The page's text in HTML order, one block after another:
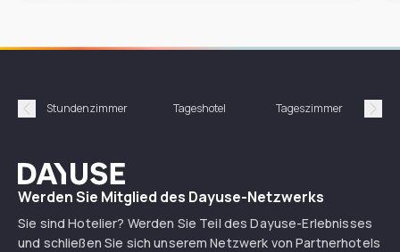
Précédent
Stundenzimmer Tageshotel Tageszimmer
Dayuse
Werden Sie Mitglied des Dayuse-Netzwerks
Sie sind Hotelier? Werden Sie Teil des Dayuse-Erlebnisses
und schließen Sie sich unserem Netzwerk von Partnerhotels